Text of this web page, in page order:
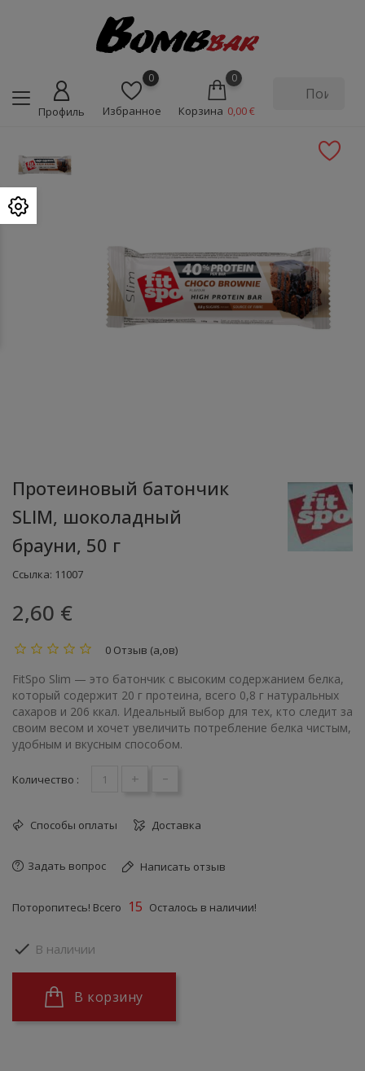
Профиль
0
Избранное
0
Корзина 0,00 €
Протеиновый батончик
SLIM, шоколадный
брауни, 50 г
Ссылка: 11007
2,60 €
0 Отзыв (а,ов)
FitSpo Slim — это батончик с высоким содержанием белка,
который содержит 20 г протеина, всего 0,8 г натуральных
сахаров и 206 ккал. Идеальный выбор для тех, кто следит за
своим весом и хочет увеличить потребление белка чистым,
удобным и вкусным способом.
Количество : + -
Способы оплаты Доставка
Задать вопрос Написать отзыв
Поторопитесь! Всего 15 Осталось в наличии!
 В наличии
В корзину